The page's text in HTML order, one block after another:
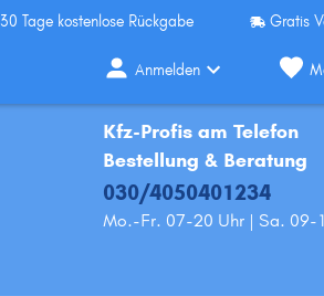
30 Tage kostenlose Rückgabe Gratis
Anmelden
Kfz-Profis am Telefon
Bestellung & Beratung
030/4050401234
Mo.-Fr. 07-20 Uhr | Sa. 09-